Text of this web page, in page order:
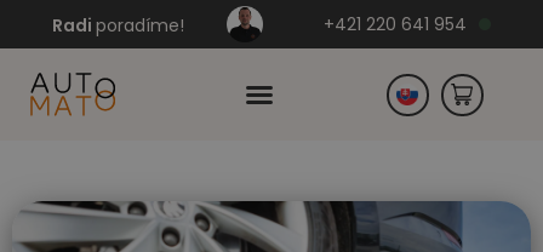
Radi poradíme! +421 220 641 954